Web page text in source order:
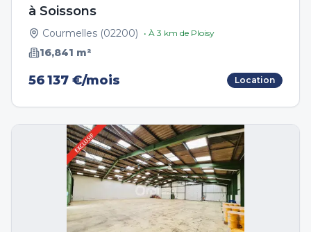
à Soissons
Courmelles (02200) • À 3 km de Ploisy
16,841 m²
56 137 €/mois Location